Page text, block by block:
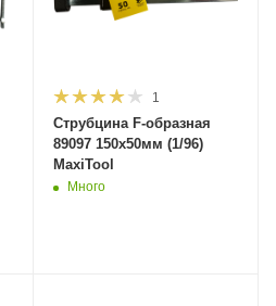
1
Струбцина F-образная
89097 150х50мм (1/96)
MaxiTool
Много